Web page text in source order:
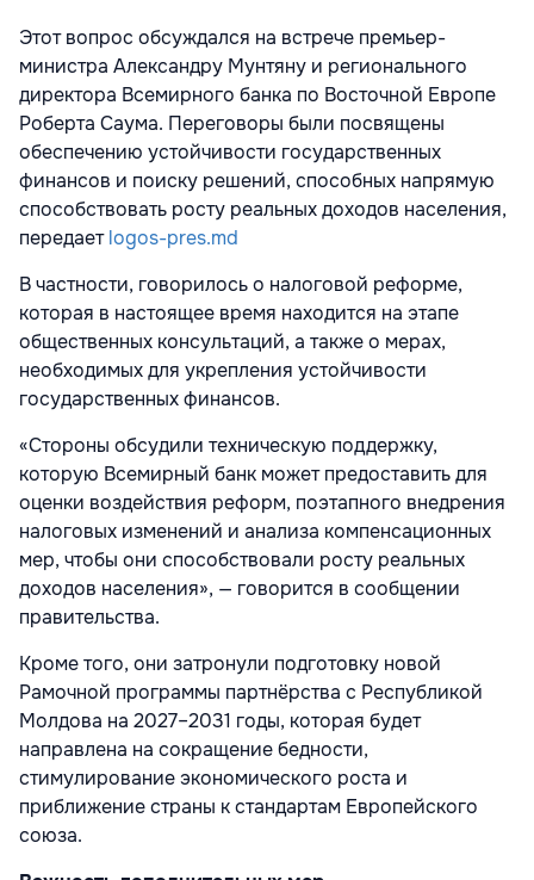
Этот вопрос обсуждался на встрече премьер-
министра Александру Мунтяну и регионального
директора Всемирного банка по Восточной Европе
Роберта Саума. Переговоры были посвящены
обеспечению устойчивости государственных
финансов и поиску решений, способных напрямую
способствовать росту реальных доходов населения,
передаетlogos-pres.md
В частности, говорилось о налоговой реформе,
которая в настоящее время находится на этапе
общественных консультаций, а также о мерах,
необходимых для укрепления устойчивости
государственных финансов.
«Стороны обсудили техническую поддержку,
которую Всемирный банк может предоставить для
оценки воздействия реформ, поэтапного внедрения
налоговых изменений и анализа компенсационных
мер, чтобы они способствовали росту реальных
доходов населения», — говорится в сообщении
правительства.
Кроме того, они затронули подготовку новой
Рамочной программы партнёрства с Республикой
Молдова на 2027–2031 годы, которая будет
направлена на сокращение бедности,
стимулирование экономического роста и
приближение страны к стандартам Европейского
союза.